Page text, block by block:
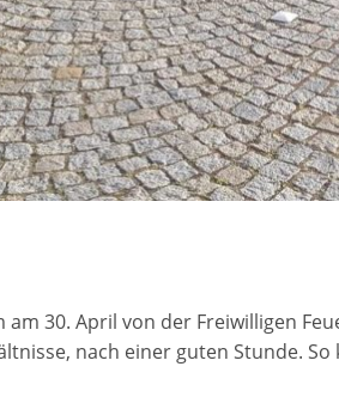
30. April von der Freiwilligen
nach einer guten Stunde.